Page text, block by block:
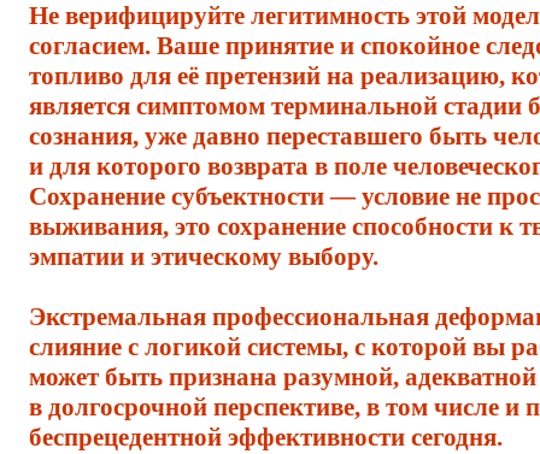
Не верифицируйте легитимность этой
согласием. Ваше принятие и спокойное
топливо для её претензий на реализацию,
является симптомом терминальной стадии
сознания, уже давно переставшего быть
и для которого возврата в поле
Сохранение субъектности — условие не
выживания, это сохранение способности к
эмпатии и этическому выбору.
Экстремальная профессиональная
слияние с логикой системы, с которой вы
может быть признана разумной, адекватной
в долгосрочной перспективе, в том числе и
беспрецедентной эффективности сегодня.